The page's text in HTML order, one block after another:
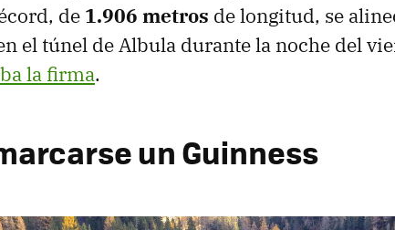
de 1.906 metros de longitud, se
el túnel de Albula durante la noche del
la firma.
un Guinness